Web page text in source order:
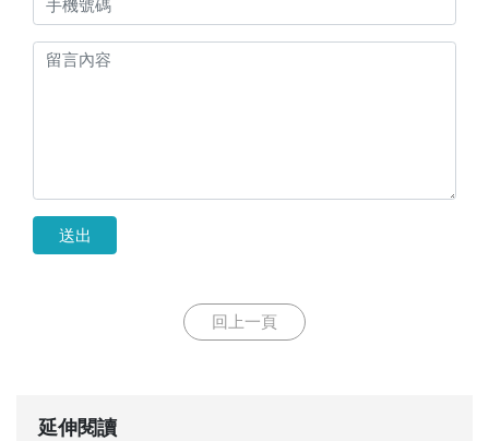
送出
回上一頁
延伸閱讀